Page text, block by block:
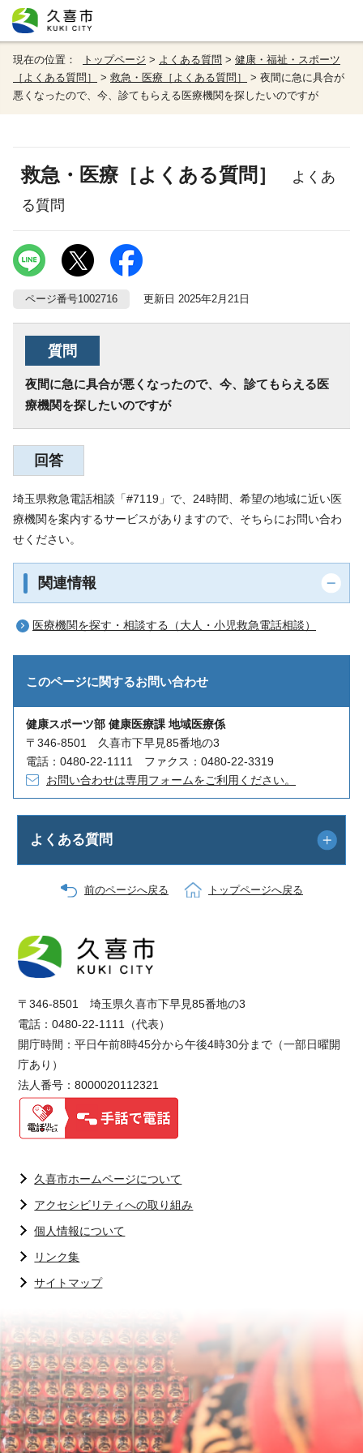
現在の位置： トップページ > よくある質問 > 健康・福祉・スポーツ
［よくある質問］
> 救急・医療［よくある質問］
> 夜間に急に具合が
悪くなったので、今、診てもらえる医療機関を探したいのですが
救急・医療［よくある質問］
よくあ
る質問
ページ番号1002716 更新日 2025年2月21日
質問
夜間に急に具合が悪くなったので、今、診てもらえる医
療機関を探したいのですが
回答
埼玉県救急電話相談「#7119」で、24時間、希望の地域に近い医
療機関を案内するサービスがありますので、そちらにお問い合わ
せください。
関連情報
医療機関を探す・相談する（大人・小児救急電話相談）
このページに関するお問い合わせ
健康スポーツ部 健康医療課 地域医療係
〒346-8501 久喜市下早見85番地の3
電話：0480-22-1111 ファクス：0480-22-3319
お問い合わせは専用フォームをご利用ください。
よくある質問
前のページへ戻る トップページへ戻る
〒346-8501 埼玉県久喜市下早見85番地の3
電話：0480-22-1111（代表）
開庁時間：平日午前8時45分から午後4時30分まで（一部日曜開
庁あり）
法人番号：8000020112321
久喜市ホームページについて
アクセシビリティへの取り組み
個人情報について
リンク集
サイトマップ